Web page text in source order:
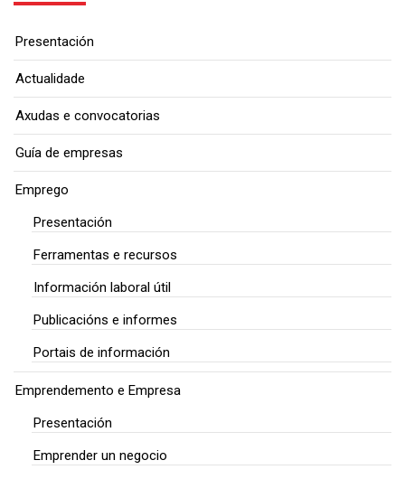
Presentación
Actualidade
Axudas e convocatorias
Guía de empresas
Emprego
Presentación
Ferramentas e recursos
Información laboral útil
Publicacións e informes
Portais de información
Emprendemento e Empresa
Presentación
Emprender un negocio